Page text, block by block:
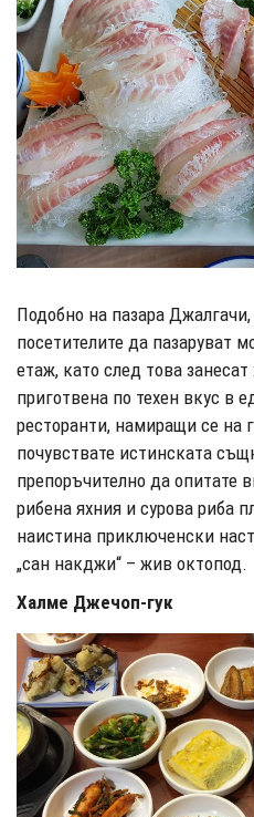
Подобно на пазара
посетителите да пазаруват
етаж, като след това
приготвена по техен вкус в
ресторанти, намиращи се на
почувствате истинската
препоръчително да опитате
рибена яхния и сурова риба
наистина приключенски
„сан накджи“ – жив октопод.
Халме Джечоп-гук